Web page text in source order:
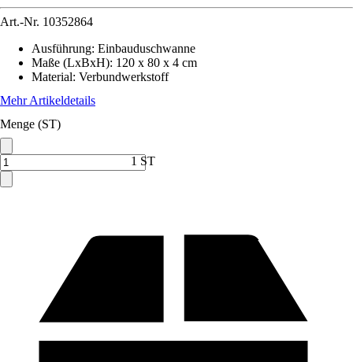
Art.-Nr. 10352864
Ausführung: Einbauduschwanne
Maße (LxBxH): 120 x 80 x 4 cm
Material: Verbundwerkstoff
Mehr Artikeldetails
Menge (ST)
1 ST